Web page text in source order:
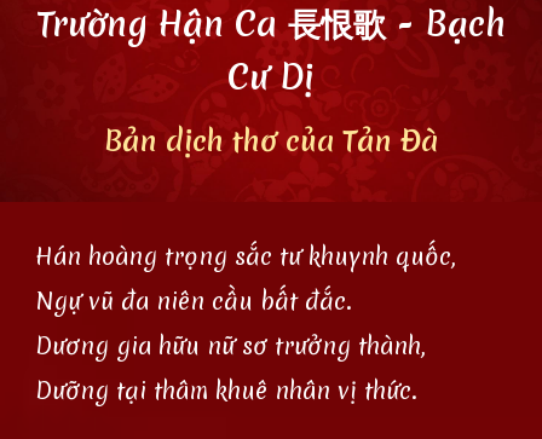
Trường Hận Ca 長恨歌 - Bạch
Cư Dị
Bản dịch thơ của Tản Đà
Hán hoàng trọng sắc tư khuynh quốc,
Ngự vũ đa niên cầu bất đắc.
Dương gia hữu nữ sơ trưởng thành,
Dưỡng tại thâm khuê nhân vị thức.